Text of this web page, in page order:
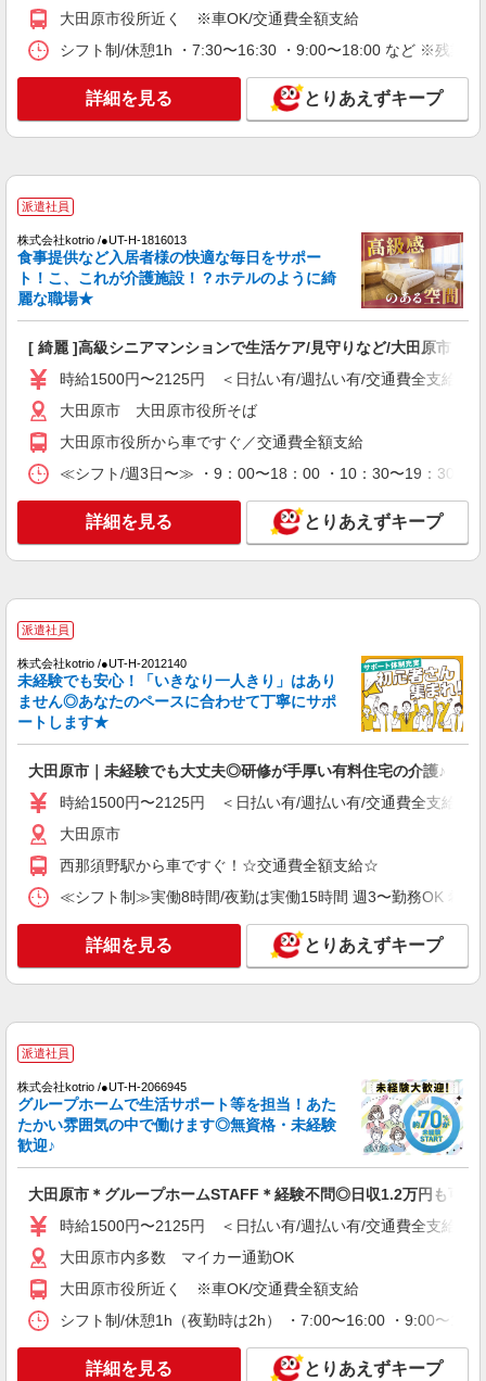
時給1500円〜2125円 ＜日払い有/週払い有/交
通費全支給(ガソリン代含む)＞
大田原市内多数 マイカー通勤OK
キープ 詳細を見る
株式会社kotrio /●UT-H-1876081
時給1500円〜2125円 ＜日払い有/週払い有/交
通費全支給(ガソリン代含む)＞
大田原市 【西那須野駅そば】
キープ 詳細を見る
派遣社員
株式会社kotrio /●UT-H-2005855
大田原市★シフト柔軟で長く働きやすいシニア
通費全支給(ガソリン代含む)＞
派遣社員
株式会社kotrio /●UT-H-2067124
大田原市≫家庭的でこぢんまりしたグルホ＊家
事サポートなど
時給1500円〜2125円 ＜日払い有/週払い有/交
通費全支給(ガソリン代含む)＞
大田原市内多数 マイカー通勤OK
キープ
派遣社員
株式会社kotrio /●UT-H-2010080
掃除など♪日払いOK
時給1500円〜2125円 ＜日払い有/週払い有/交
通費全支給(ガソリン代含む)＞
派遣社員
株式会社kotrio /●UT-H-2067453
いつもの家事がお仕事に！？少人数の福祉施設
時給1500円〜2125円 ＜日払い有/週払い有/交
通費全支給(ガソリン代含む)＞
大田原市
キープ 詳細を見る
派遣社員
株式会社kotrio /●UT-H-1981042
大田原市役所近く ※車OK/交通費全額支給
シフト制/休憩1h ・7:30〜16:30 ・9:00〜18:00 など ※残業
詳細を見る とりあえずキープ
派遣社員
株式会社kotrio /●UT-H-1816013
食事提供など入居者様の快適な毎日をサポー
ト！こ、これが介護施設！？ホテルのように綺
麗な職場★
[ 綺麗 ]高級シニアマンションで生活ケア/見守りなど/大田原市
時給1500円〜2125円 ＜日払い有/週払い有/交通費全支給(ガ
大田原市 大田原市役所そば
大田原市役所から車ですぐ／交通費全額支給
≪シフト/週3日〜≫ ・9：00〜18：00 ・10：30〜19：30 ・
詳細を見る とりあえずキープ
派遣社員
株式会社kotrio /●UT-H-2012140
未経験でも安心！「いきなり一人きり」はあり
ません◎あなたのペースに合わせて丁寧にサポ
ートします★
大田原市｜未経験でも大丈夫◎研修が手厚い有料住宅の介護♪
時給1500円〜2125円 ＜日払い有/週払い有/交通費全支給(ガ
大田原市
西那須野駅から車ですぐ！☆交通費全額支給☆
≪シフト制≫実働8時間/夜勤は実働15時間 週3〜勤務OK 希
詳細を見る とりあえずキープ
派遣社員
株式会社kotrio /●UT-H-2066945
グループホームで生活サポート等を担当！あた
たかい雰囲気の中で働けます◎無資格・未経験
歓迎♪
大田原市＊グループホームSTAFF＊経験不問◎日収1.2万円も可
時給1500円〜2125円 ＜日払い有/週払い有/交通費全支給(ガ
大田原市内多数 マイカー通勤OK
大田原市役所近く ※車OK/交通費全額支給
シフト制/休憩1h（夜勤時は2h） ・7:00〜16:00 ・9:00〜
詳細を見る とりあえずキープ